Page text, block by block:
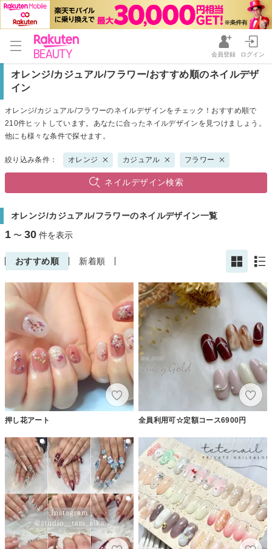
会員登録 ログイン
オレンジ/カジュアル/フラワー/おすすめ順のネイルデザ
イン
オレンジ/カジュアル/フラワーのネイルデザインをチェック！おすすめ順で
210件ヒットしています。あなたに合ったネイルデザインを見つけましょう。
他にも様々な条件で探せます。
絞り込み条件： オレンジ カジュアル フラワー
ネイルデザイン検索
オレンジ/カジュアル/フラワーのネイルデザイン一覧
1 〜 30 件を表示
おすすめ順 新着順
押し花アート 全員利用可☆定額コース6900円